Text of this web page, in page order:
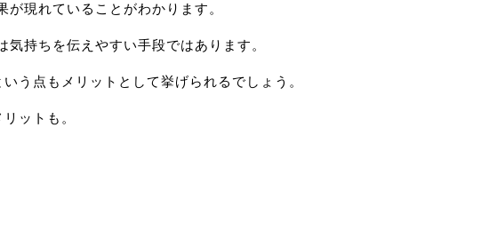
現れていることがわかります。
持ちを伝えやすい手段ではあります。
う点もメリットとして挙げられるでしょう。
ットも。